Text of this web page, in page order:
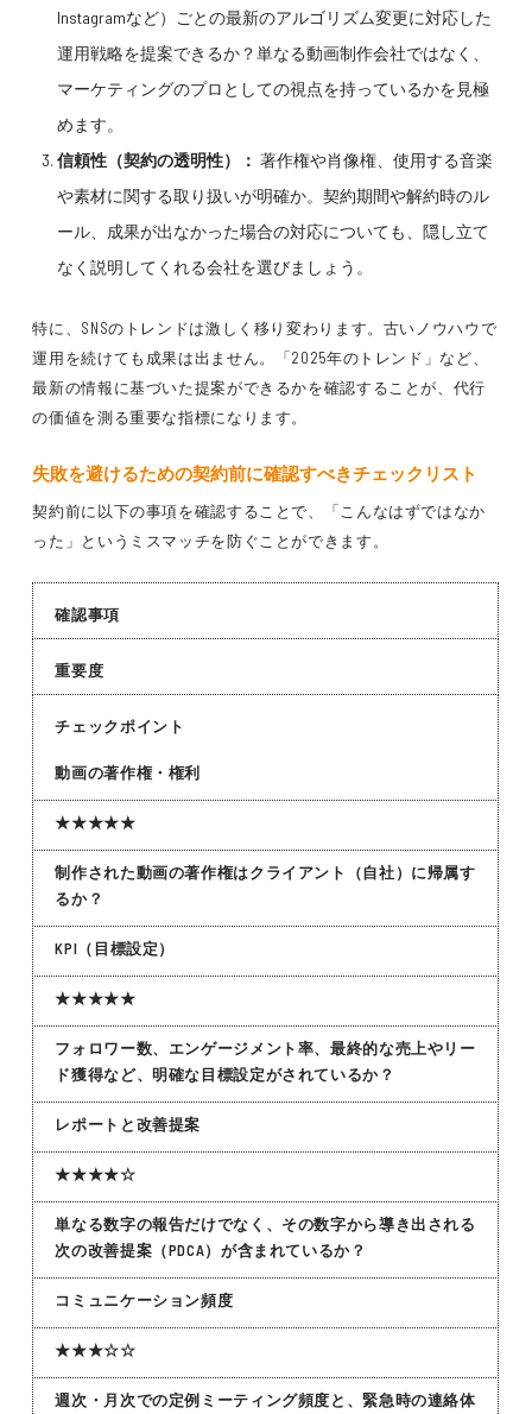
Instagramなど）ごとの最新のアルゴリズム変更に対応した
運用戦略を提案できるか？単なる動画制作会社ではなく、
マーケティングのプロとしての視点を持っているかを見極
めます。
信頼性（契約の透明性）： 著作権や肖像権、使用する音楽
や素材に関する取り扱いが明確か。契約期間や解約時のル
ール、成果が出なかった場合の対応についても、隠し立て
なく説明してくれる会社を選びましょう。
特に、SNSのトレンドは激しく移り変わります。古いノウハウで
運用を続けても成果は出ません。「2025年のトレンド」など、
最新の情報に基づいた提案ができるかを確認することが、代行
の価値を測る重要な指標になります。
失敗を避けるための契約前に確認すべきチェックリスト
契約前に以下の事項を確認することで、「こんなはずではなか
った」というミスマッチを防ぐことができます。
確認事項
重要度
チェックポイント
動画の著作権・権利
★★★★★
制作された動画の著作権はクライアント（自社）に帰属す
るか？
KPI（目標設定）
★★★★★
フォロワー数、エンゲージメント率、最終的な売上やリー
ド獲得など、明確な目標設定がされているか？
レポートと改善提案
★★★★☆
単なる数字の報告だけでなく、その数字から導き出される
次の改善提案（PDCA）が含まれているか？
コミュニケーション頻度
★★★☆☆
週次・月次での定例ミーティング頻度と、緊急時の連絡体